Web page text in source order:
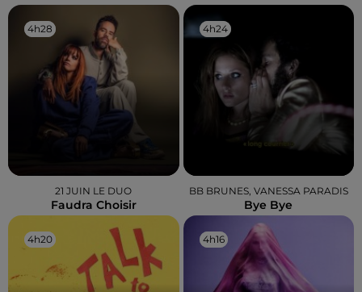
4h28
4h28
21 JUIN LE DUO
Faudra Choisir
4h24
4h24
BB BRUNES, VANESSA PARADIS
Bye Bye
4h20
4h20 4h16
4h16